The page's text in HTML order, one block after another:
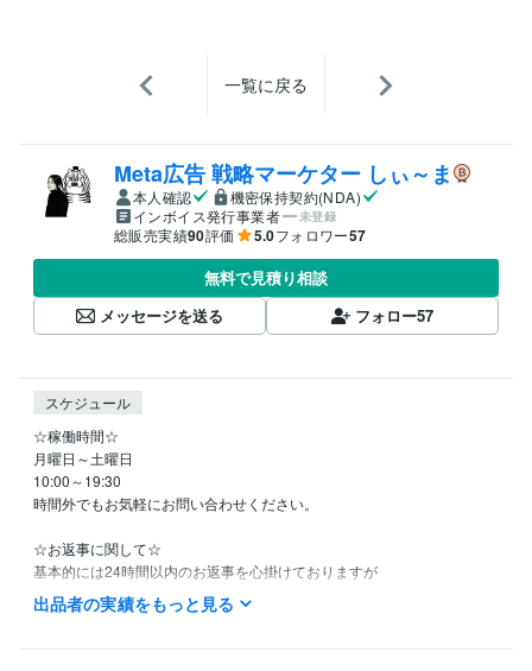
一覧に戻る
Meta広告 戦略マーケター しぃ～ま
本人確認
機密保持契約(NDA)
インボイス発行事業者
未登録
総販売実績90評価 5.0フォロワー57
無料で見積り相談
メッセージを送る
フォロー57
スケジュール
☆稼働時間☆
月曜日～土曜日
10:00～19:30
時間外でもお気軽にお問い合わせください。
☆お返事に関して☆
基本的には24時間以内のお返事を心掛けておりますが
都合がつかない場合は48時間ほどいただくことがありますのでご理解い
ただけますと助かります。
出品者の実績をもっと見る